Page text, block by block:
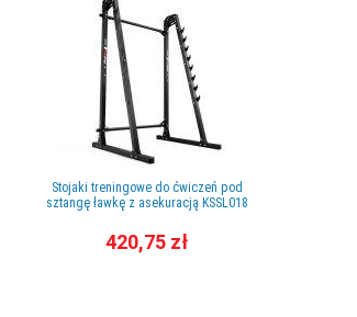
Stojaki treningowe do ćwiczeń pod
sztangę ławkę z asekuracją KSSL018
420,75 zł